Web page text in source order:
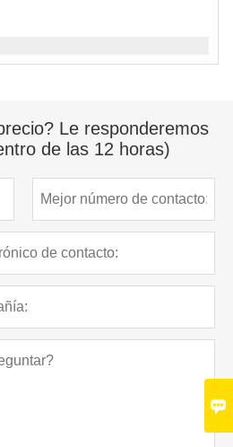
Le responderemos
de las 12 horas)
